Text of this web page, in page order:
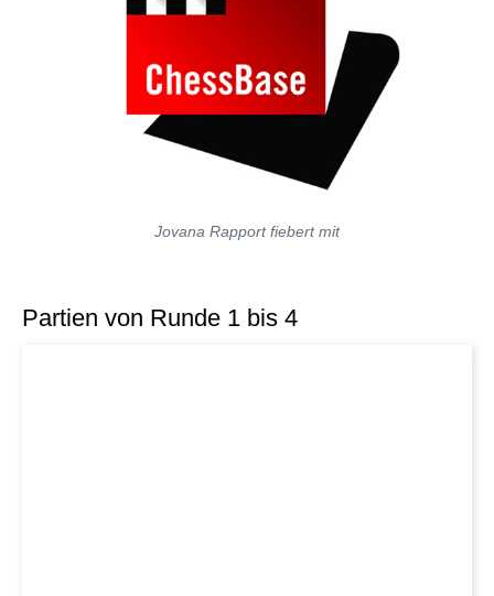
Jovana Rapport fiebert mit
Partien von Runde 1 bis 4